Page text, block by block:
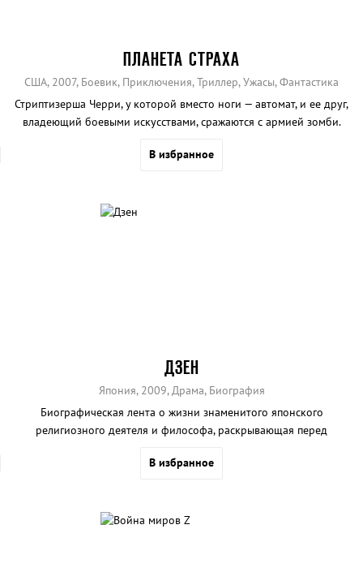
ПЛАНЕТА СТРАХА
США, 2007, Боевик, Приключения, Триллер, Ужасы, Фантастика
Стриптизерша Черри, у которой вместо ноги — автомат, и ее друг,
владеющий боевыми искусствами, сражаются с армией зомби.
В избранное
ДЗЕН
Япония, 2009, Драма, Биография
Биографическая лента о жизни знаменитого японского
религиозного деятеля и философа, раскрывающая перед
В избранное